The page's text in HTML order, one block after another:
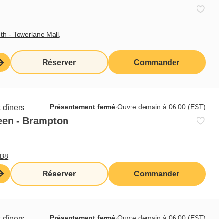
- Towerlane Mall,
Réserver Commander
dîners Présentement fermé∙Ouvre demain à 06:00 (EST)
- Brampton
Réserver Commander